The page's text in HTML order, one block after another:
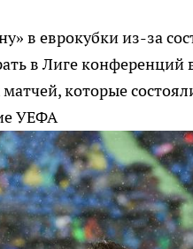
в еврокубки из-за
в Лиге
которые
УЕФА